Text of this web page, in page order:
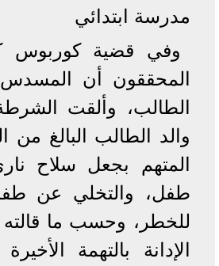
مدرسة ابتدائي
وفي قضية كوربوس
المحققون أن
الطالب، وألقت
المتهم بجعل سلاح
طفل، والتخلي عن
للخطر، وحسب ما
الإدانة بالتهمة